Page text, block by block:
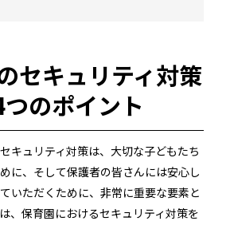
セキュリティ対策
のポイント
キュリティ対策は、大切な子どもたち
に、そして保護者の皆さんには安心し
いただくために、非常に重要な要素と
、保育園におけるセキュリティ対策を
導入するメリット
さまの声